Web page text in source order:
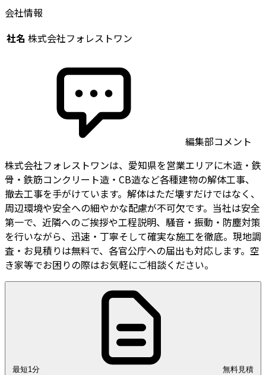
会社情報
社名 株式会社フォレストワン
編集部コメント
株式会社フォレストワンは、愛知県を営業エリアに木造・鉄
骨・鉄筋コンクリート造・CB造など各種建物の解体工事、
撤去工事を手がけています。解体はただ壊すだけではなく、
周辺環境や安全への細やかな配慮が不可欠です。当社は安全
第一で、近隣へのご挨拶や工程説明、騒音・振動・防塵対策
を行いながら、迅速・丁寧そして確実な施工を徹底。現地調
査・お見積りは無料で、各官公庁への届出も対応します。空
き家等でお困りの際はお気軽にご相談ください。
最短1分